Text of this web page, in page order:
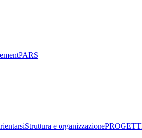
PARS
Struttura e organizzazione